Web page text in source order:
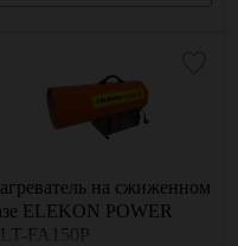
на сжиженном
ELEKON POWER
FA150P